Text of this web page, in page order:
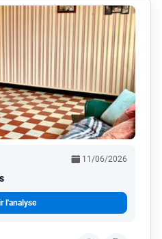
11/06/2026
l'analyse